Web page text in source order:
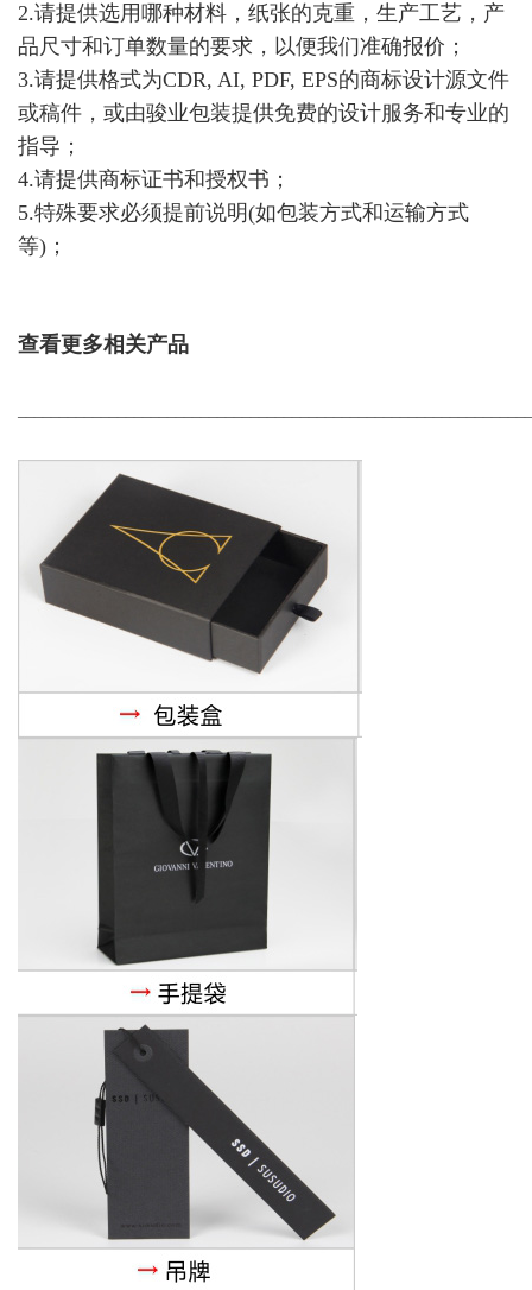
2.请提供选用哪种材料，纸张的克重，生产工艺，产
品尺寸和订单数量的要求，以便我们准确报价；
3.请提供格式为CDR, AI, PDF, EPS的商标设计源文件
或稿件，或由骏业包装提供免费的设计服务和专业的
指导；
4.请提供商标证书和授权书；
5.特殊要求必须提前说明(如包装方式和运输方式
等)；
查看更多相关产品